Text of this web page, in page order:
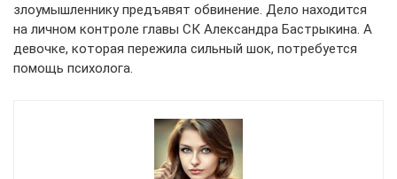
злоумышленнику предъявят обвинение. Дело находится
на личном контроле главы СК Александра Бастрыкина. А
девочке, которая пережила сильный шок, потребуется
помощь психолога.